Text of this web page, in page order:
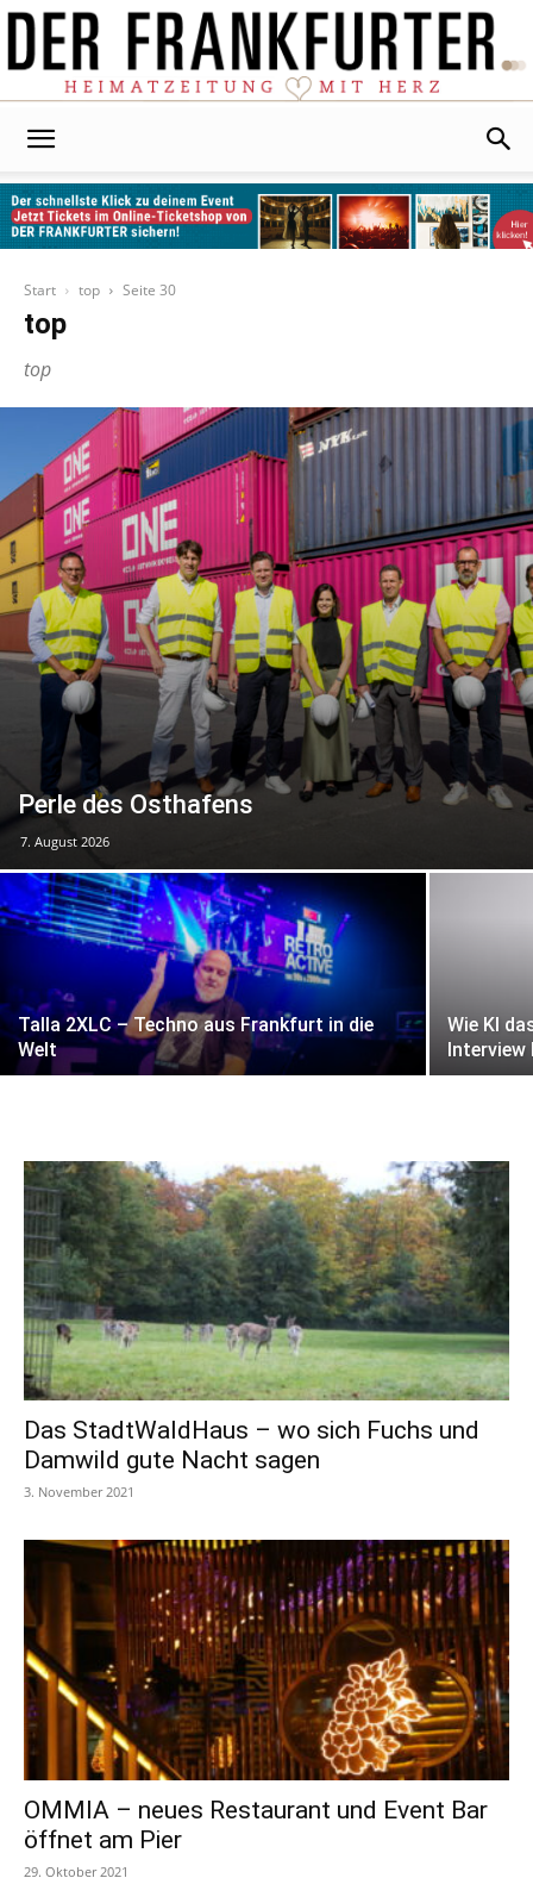
Start
top Seite 30
top
top
Perle des Osthafens
7. August 2026
Talla 2XLC – Techno aus Frankfurt in die
Welt
Wie KI
Das StadtWaldHaus – wo sich Fuchs und
Damwild gute Nacht sagen
3. November 2021
OMMIA – neues Restaurant und Event Bar
öffnet am Pier
29. Oktober 2021